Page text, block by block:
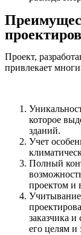
Проект,
привлекает
которое
зданий.
Учет
Полный
проектом и
заказчика и
его целям и